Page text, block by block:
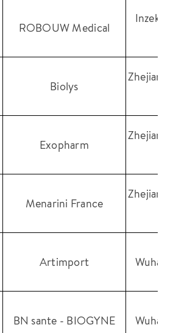
ROBOUW Medical
Inzek
Biolys
Exopharm
Menarini France
Artimport Wuhan
BN sante - BIOGYNE Wuhan